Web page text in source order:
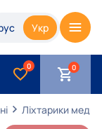
Укр
0
Ліхтарики